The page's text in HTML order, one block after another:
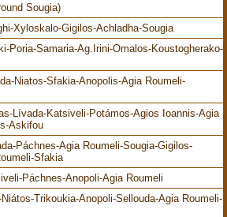
Sougia)
Xyloskalo-Gigilos-Achladha-Sougia
Poria-Samaria-Ag.Irini-Omalos-Koustogherako-
Niatos-Sfakia-Anopolis-Agia Roumeli-
Lívada-Katsiveli-Potámos-Agios Ioannis-Agia
Askifou
Páchnes-Agia Roumeli-Sougia-Gigilos-
Sfakia
Páchnes-Anopoli-Agia Roumeli
Trikoukia-Anopoli-Sellouda-Agia Roumeli-